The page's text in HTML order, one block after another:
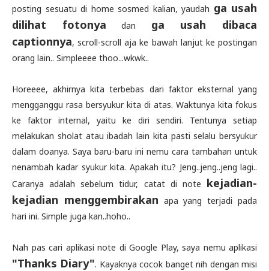
posting sesuatu di home sosmed kalian, yaudah ga usah
dilihat fotonya dan ga usah dibaca
captionnya, scroll-scroll aja ke bawah lanjut ke postingan
orang lain.. Simpleeee thoo...wkwk..
Horeeee, akhirnya kita terbebas dari faktor eksternal yang
mengganggu rasa bersyukur kita di atas. Waktunya kita fokus
ke faktor internal, yaitu ke diri sendiri. Tentunya setiap
melakukan sholat atau ibadah lain kita pasti selalu bersyukur
dalam doanya. Saya baru-baru ini nemu cara tambahan untuk
nenambah kadar syukur kita. Apakah itu? Jeng..jeng..jeng lagi..
Caranya adalah sebelum tidur, catat di note kejadian-
kejadian menggembirakan apa yang terjadi pada
hari ini. Simple juga kan..hoho..
Nah pas cari aplikasi note di Google Play, saya nemu aplikasi
"Thanks Diary". Kayaknya cocok banget nih dengan misi